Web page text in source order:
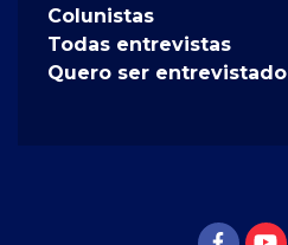
Colunistas
Todas entrevistas
Quero ser entrevistado